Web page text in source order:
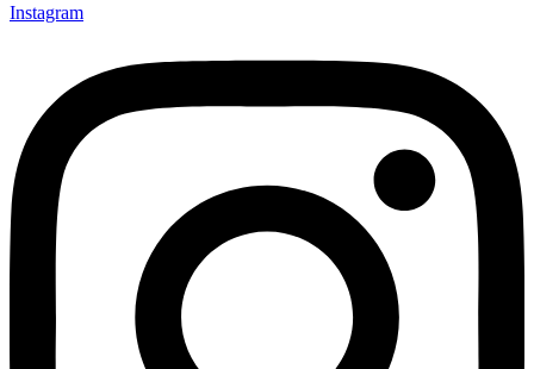
Instagram